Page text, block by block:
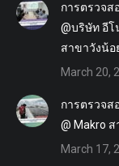
การตรวจส
@บริษัท อีโ
สาขาวังน้อ
March 20,
การตรวจส
@ Makro
March 17,